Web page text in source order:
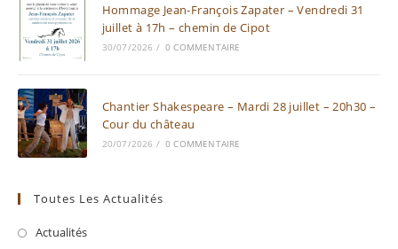
Hommage Jean-François Zapater – Vendredi 31
juillet à 17h – chemin de Cipot
30/07/2026 / 0 COMMENTAIRE
Chantier Shakespeare – Mardi 28 juillet – 20h30 –
Cour du château
20/07/2026 / 0 COMMENTAIRE
Toutes Les Actualités
Actualités